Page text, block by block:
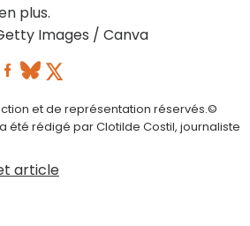
plus.
Images / Canva
et de représentation réservés.©
été rédigé par Clotilde Costil, journaliste
article